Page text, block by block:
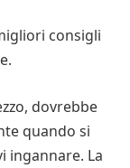
consigli
dovrebbe
quando si
ingannare. La